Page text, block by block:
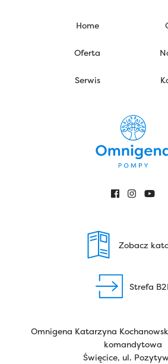
Home
Oferta
Serwis
Zobacz
Strefa
Omnigena Katarzyna
komandytowa
Święcice, ul.